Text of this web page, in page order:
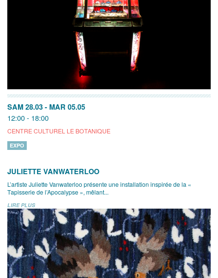
SAM 28.03 - MAR 05.05
12:00 - 18:00
CENTRE CULTUREL LE BOTANIQUE
EXPO
JULIETTE VANWATERLOO
L’artiste Juliette Vanwaterloo présente une installation inspirée de la «
Tapisserie de l’Apocalypse », mêlant...
LIRE PLUS